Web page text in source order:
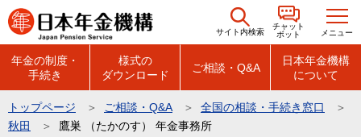
こ
の
の
サイト内検索
チャット
ボット
メニュー
年金の制度・
手続き
様式の
ダウンロード
ご相談・Q&A
日本年金機構
について
トップページ ご相談・Q&A
全国の相談・手続き窓口
秋田
鷹巣 （たかのす） 年金事務所